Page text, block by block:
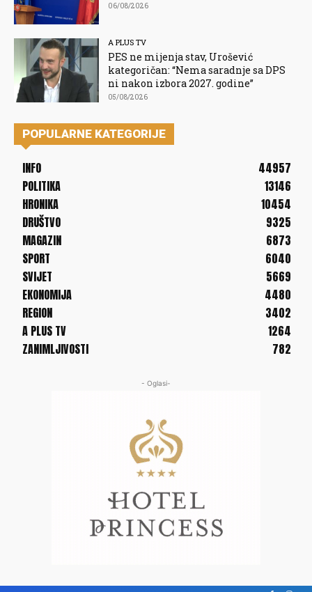
06/08/2026
A PLUS TV
PES ne mijenja stav, Urošević
kategoričan: “Nema saradnje sa DPS
ni nakon izbora 2027. godine”
05/08/2026
POPULARNE KATEGORIJE
INFO
44957
POLITIKA
13146
HRONIKA
10454
DRUŠTVO
9325
MAGAZIN
6873
SPORT
6040
SVIJET
5669
EKONOMIJA
4480
REGION
3402
A PLUS TV
1264
ZANIMLJIVOSTI
782
- Oglasi-